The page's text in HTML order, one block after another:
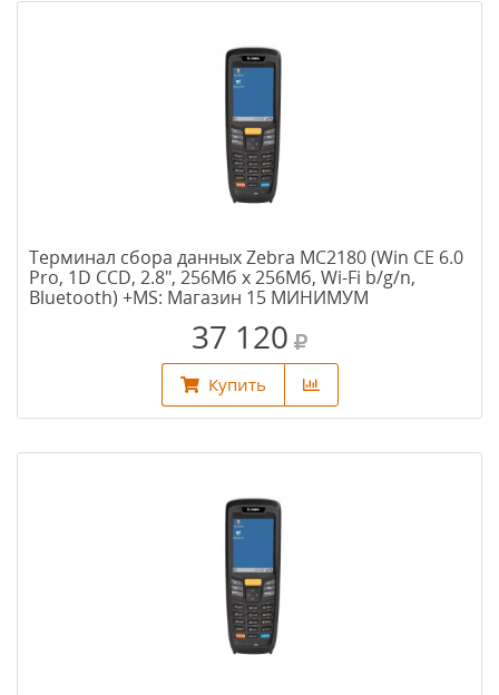
Терминал сбора данных Zebra MC2180 (Win CE 6.0
Pro, 1D CCD, 2.8", 256Мб х 256Мб, Wi-Fi b/g/n,
Bluetooth) +MS: Магазин 15 МИНИМУМ
37 120
Купить